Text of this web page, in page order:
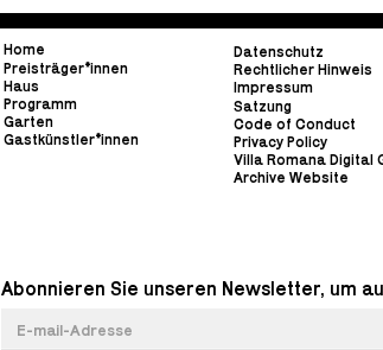
Home
Preisträger*innen
Haus
Programm
Garten
Gastkünstler*innen
Datenschutz
Rechtlicher Hinweis
Impressum
Satzung
Code of Conduct
Privacy Policy
Villa Romana Digital
Archive Website
Abonnieren Sie unseren Newsletter, um